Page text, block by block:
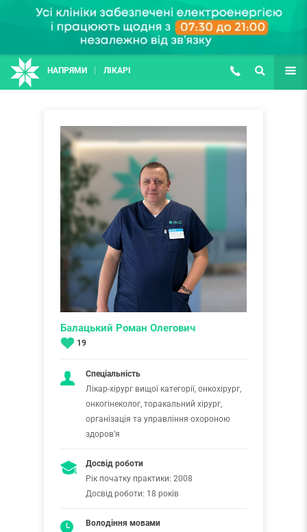
НАПРЯМИ ЛІКАРІ (067) 127-03-03
ПОШУК ЩЕ
Балацький Роман Олегович
19
Спеціальність
Лікар-хірург вищої категорії, онкохірург,
онкогінеколог, торакальний хірург,
організація та управління охороною
здоровʼя
Досвід роботи
Рік початку практики: 2008
Досвід роботи: 18 років
Володіння мовами